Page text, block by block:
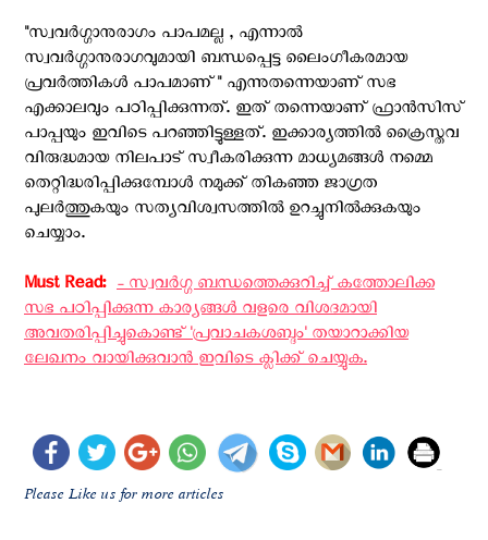
"സ്വവർഗ്ഗാനുരാഗം പാപമല്ല , എന്നാൽ
സ്വവർഗ്ഗാനുരാഗവുമായി ബന്ധപ്പെട്ട ലൈംഗീകരമായ
പ്രവർത്തികൾ പാപമാണ്" എന്നുതന്നെയാണ് സഭ
എക്കാലവും പഠിപ്പിക്കുന്നത്. ഇത് തന്നെയാണ് ഫ്രാൻസിസ്
പാപ്പയും ഇവിടെ പറഞ്ഞിട്ടുള്ളത്. ഇക്കാര്യത്തിൽ ക്രൈസ്തവ
വിരുദ്ധമായ നിലപാട് സ്വീകരിക്കുന്ന മാധ്യമങ്ങൾ നമ്മെ
തെറ്റിദ്ധരിപ്പിക്കുമ്പോൾ നമുക്ക് തികഞ്ഞ ജാഗ്രത
പുലർത്തുകയും സത്യവിശ്വസത്തിൽ ഉറച്ചുനിൽക്കുകയും
ചെയ്യാം.
Must Read: ‍ - സ്വവർഗ്ഗ ബന്ധത്തെക്കുറിച്ച് കത്തോലിക്ക
സഭ പഠിപ്പിക്കുന്ന കാര്യങ്ങൾ വളരെ വിശദമായി
അവതരിപ്പിച്ചുകൊണ്ട് 'പ്രവാചകശബ്ദം' തയാറാക്കിയ
ലേഖനം വായിക്കുവാൻ ഇവിടെ ക്ലിക്ക് ചെയ്യുക.
Please Like us for more articles